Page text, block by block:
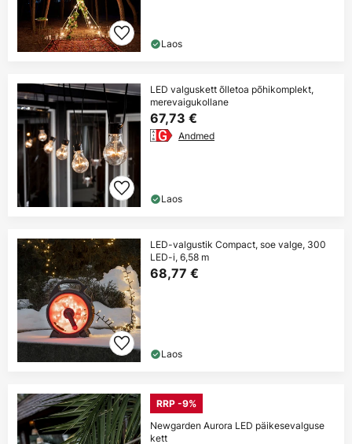
Laos
LED valguskett õlletoa põhikomplekt,
merevaigukollane
67,73 €
Andmed
Laos
LED-valgustik Compact, soe valge, 300
LED-i, 6,58 m
68,77 €
Laos
RRP -9%
Newgarden Aurora LED päikesevalguse
kett